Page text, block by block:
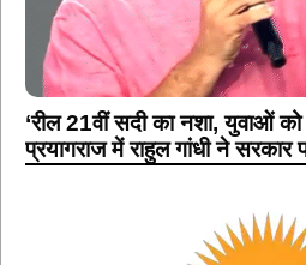
‘रील 21वीं सदी का नशा, युवाओं को
प्रयागराज में राहुल गांधी ने सरकार